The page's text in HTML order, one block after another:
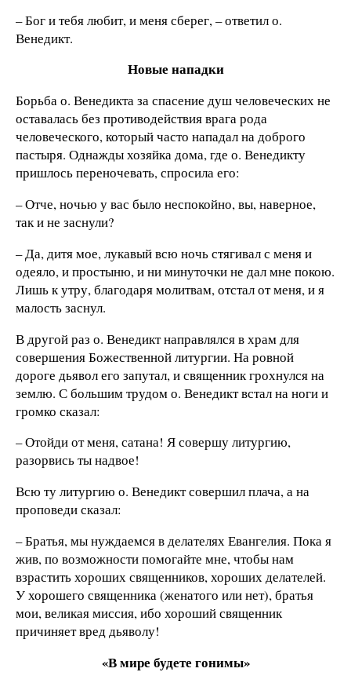
– Бог и тебя любит, и меня сберег, – ответил о.
Венедикт.
Новые нападки
Борьба о. Венедикта за спасение душ человеческих не
оставалась без противодействия врага рода
человеческого, который часто нападал на доброго
пастыря. Однажды хозяйка дома, где о. Венедикту
пришлось переночевать, спросила его:
– Отче, ночью у вас было неспокойно, вы, наверное,
так и не заснули?
– Да, дитя мое, лукавый всю ночь стягивал с меня и
одеяло, и простыню, и ни минуточки не дал мне покою.
Лишь к утру, благодаря молитвам, отстал от меня, и я
малость заснул.
В другой раз о. Венедикт направлялся в храм для
совершения Божественной литургии. На ровной
дороге дьявол его запутал, и священник грохнулся на
землю. С большим трудом о. Венедикт встал на ноги и
громко сказал:
– Отойди от меня, сатана! Я совершу литургию,
разорвись ты надвое!
Всю ту литургию о. Венедикт совершил плача, а на
проповеди сказал:
– Братья, мы нуждаемся в делателях Евангелия. Пока я
жив, по возможности помогайте мне, чтобы нам
взрастить хороших священников, хороших делателей.
У хорошего священника (женатого или нет), братья
мои, великая миссия, ибо хороший священник
причиняет вред дьяволу!
«В мире будете гонимы»